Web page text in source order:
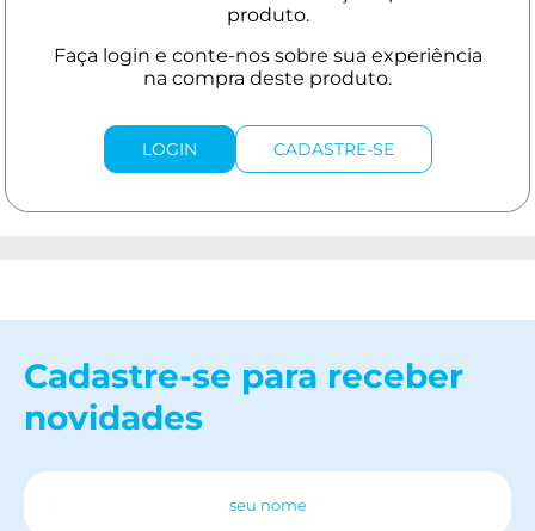
LOGIN CADASTRE-SE
Cadastre-se para receber
novidades